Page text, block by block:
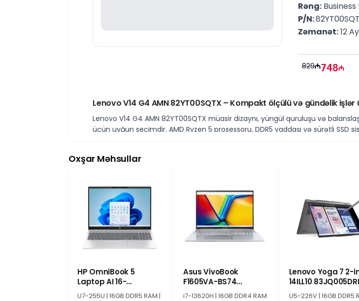
Rəng: Business
P/N:
Zəmanət: 12 Ay
829 748
Lenovo V14 G4 AMN 82YT00SQTX – Kompakt ölçülü və gündəlik
Lenovo V14 G4 AMN 82YT00SQTX müasir dizaynı, yüngül quruluşu və
üçün uyğun seçimdir. AMD Ryzen 5 prosessoru, DDR5 yaddaşı və sürətli SSD
Lenovo V14 G4 AMN modeli AMD Ryzen 5 7520U prosessoru ilə təchiz
işləmə və gündəlik çoxlu tapşırıqlar zamanı sürətli və enerji səmərəli
8 GB DDR5 operativ yaddaş proqramların çevik işləməsinə və gündəlik
yaddaş isə sistemin tez açılmasını, proqramların sürətli yüklənməsini və
14 düymlük Full HD ekran rahatlığı
14 düymlük Full HD ekran aydın görüntü və rahat istifadə təcrübəsi təqdim
və iş, dərs, səfərlər üçün əlverişli seçim yaradır.
AMD Radeon Graphics ilə gündəlik qrafika
Daxili AMD Radeon qrafik sistemi video izləmə, təqdimatlar, multimedia və
Enerji səmərəliliyi cihazın stabil işləməsinə imkan verir.
İncə dizayn və rahat daşınma
Lenovo V14 G4 AMN modeli praktik korpusu və yüngül quruluşu ilə seçilir.
Oxşar Məhsullar
HP OmniBook 5
Laptop AI 16-
af1017wm B5PX1UA
U7-255U | 16GB DDR5 RAM |
Asus VivoBook
F1605VA-BS74
90NB10N2-M022F0
i7-13620H | 16GB DDR4 RAM
Lenovo Yoga 7 2-
14ILL10
U5-226V | 16GB DDR5